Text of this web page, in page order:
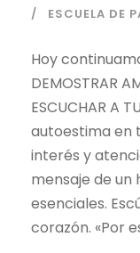
ESCUELA DE
Hoy
DEMOSTRAR
ESCUCHAR A
autoestima en
interés y
mensaje de un
esenciales.
corazón. «Por